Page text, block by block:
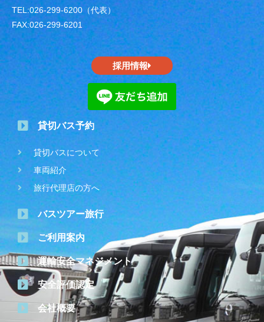
TEL:026-299-6200（代表）
FAX:026-299-6201
採用情報
貸切バス予約
貸切バスについて
車両紹介
旅行代理店の方へ
バスツアー旅行
ご利用案内
運輸安全マネジメント
安全評価認定
会社概要